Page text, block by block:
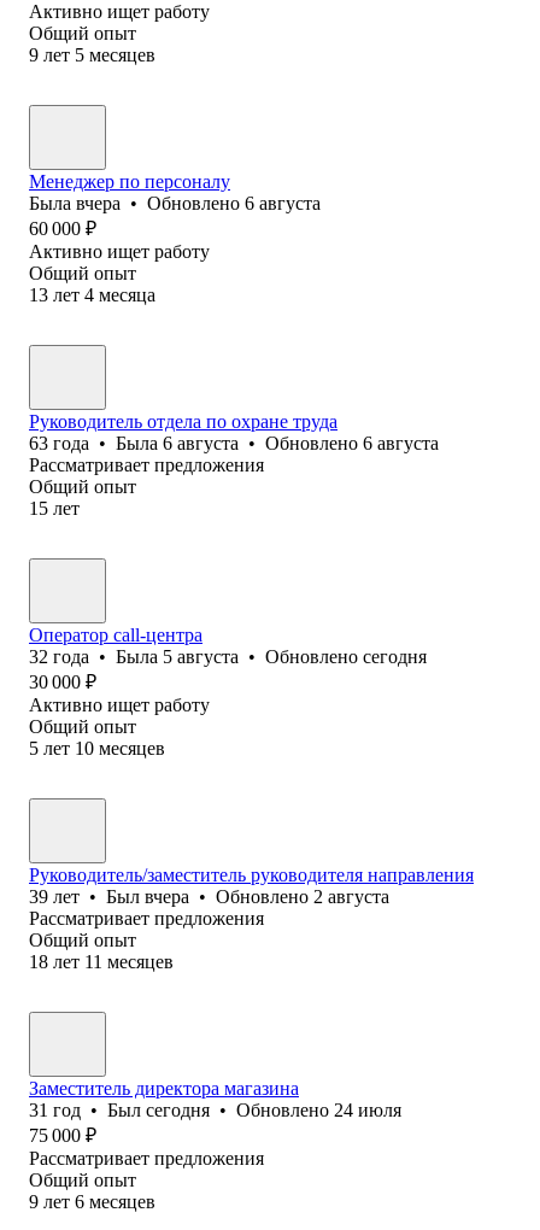
Активно ищет работу
Общий опыт
9 лет 5 месяцев
Менеджер по персоналу
Была вчера • Обновлено 6 августа
60 000 ₽
Активно ищет работу
Общий опыт
13 лет 4 месяца
Руководитель отдела по охране труда
63 года • Была 6 августа • Обновлено 6 августа
Рассматривает предложения
Общий опыт
15 лет
Оператор call-центра
32 года • Была 5 августа • Обновлено сегодня
30 000 ₽
Активно ищет работу
Общий опыт
5 лет 10 месяцев
Руководитель/заместитель руководителя направления
39 лет • Был вчера • Обновлено 2 августа
Рассматривает предложения
Общий опыт
18 лет 11 месяцев
Заместитель директора магазина
31 год • Был сегодня • Обновлено 24 июля
75 000 ₽
Рассматривает предложения
Общий опыт
9 лет 6 месяцев